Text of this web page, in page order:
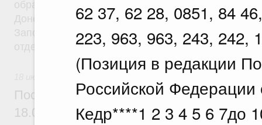
62 37, 62 28, 0851, 84
223, 963, 963, 243, 242,
(Позиция в редакции
Российской
Кедр****1 2 3 4 5 6 7до
Донецкой Народной Республики, Луганской
Запорожской области, Херсонской области и о
отдельные законодательные акты Российской
Постановление Правительства
18.07.2026 г. № 907